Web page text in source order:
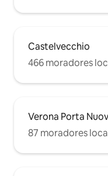
Castelvecchio
466 moradores
Verona Porta
87 moradores